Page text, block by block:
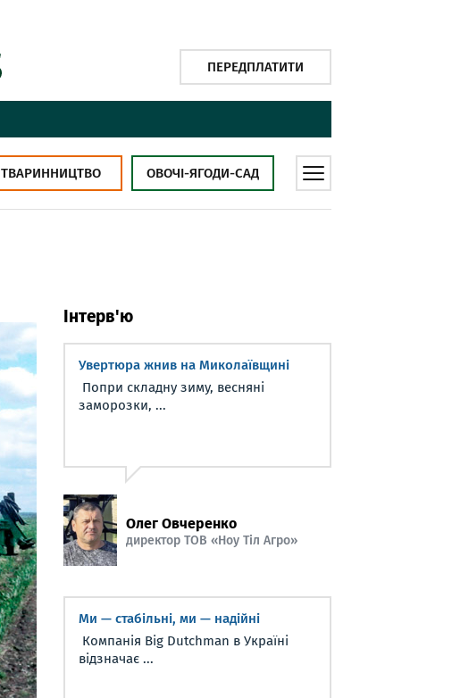
ПЕРЕДПЛАТИТИ
ТВАРИННИЦТВО ОВОЧІ-ЯГОДИ-САД
Інтерв'ю
Увертюра жнив на Миколаївщині
Попри складну зиму, весняні
заморозки, ...
Олег Овчеренко
директор ТОВ «Ноу Тіл Агро»
Ми — стабільні, ми — надійні
Компанія Big Dutchman в Україні
відзначає ...